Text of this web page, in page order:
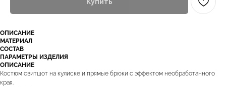
ОПИСАНИЕ
МАТЕРИАЛ
СОСТАВ
ПАРАМЕТРЫ ИЗДЕЛИЯ
ОПИСАНИЕ
Костюм свитшот на кулиске и прямые брюки с эффектом необработанного
края.